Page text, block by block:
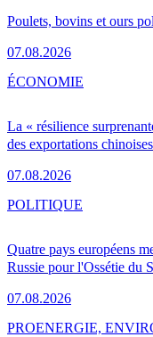
Poulets, bovins et ours
07.08.2026
La « résilience
des exportations chinoises
07.08.2026
ÉCONOMIE
Quatre pays européens
Russie pour l'Ossétie du
07.08.2026
POLITIQUE
PROENERGIE,